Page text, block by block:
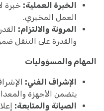
الخبرة العملية: خبرة
العمل المخبري.
المرونة والالتزام:
والقدرة على التنقل
المهام والمسؤوليات
الإشراف الفني:
يتضمن الأجهزة
الصيانة والمتابعة: